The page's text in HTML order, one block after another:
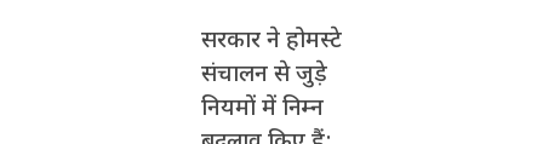
सरकार ने होमस्टे
संचालन से जुड़े
नियमों में निम्न